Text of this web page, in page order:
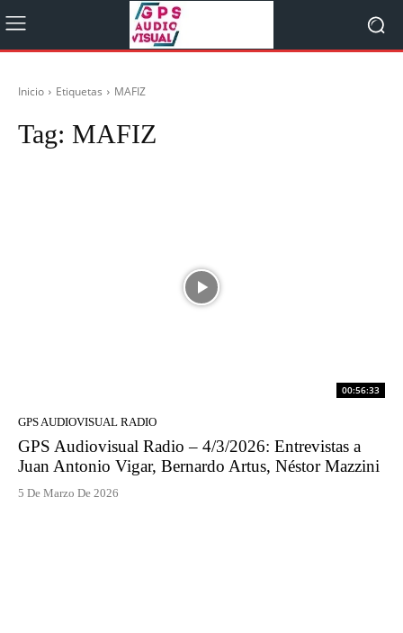
Inicio Etiquetas MAFIZ
Tag: MAFIZ
00:56:33
GPS AUDIOVISUAL RADIO
GPS Audiovisual Radio – 4/3/2026: Entrevistas a
Juan Antonio Vigar, Bernardo Artus, Néstor Mazzini
5 De Marzo De 2026